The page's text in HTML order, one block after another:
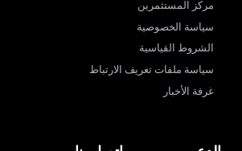
مركز المستثمرين
سياسة الخصوصية
الشروط القياسية
سياسة ملفات تعريف الارتباط
غرفة الأخبار